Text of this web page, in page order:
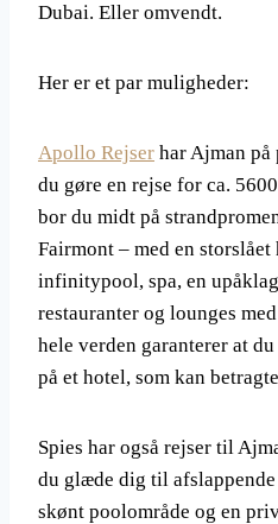
Dubai. Eller omvendt.
Her er et par muligheder:
Apollo Rejser har Ajman på
du gøre en rejse for ca.
bor du midt på
Fairmont – med en
infinitypool, spa, en
restauranter og lounges
hele verden garanterer at
på et hotel, som kan
Spies har også rejser til
du glæde dig til
skønt poolområde og en